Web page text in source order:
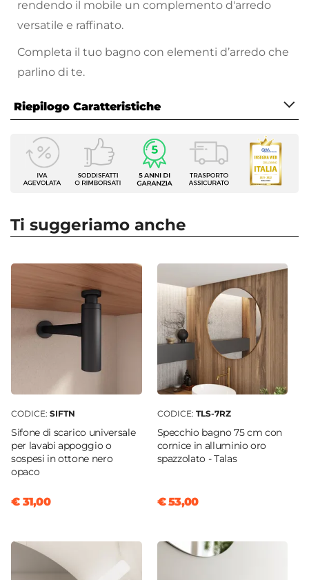
rendendo il mobile un complemento d'arredo
versatile e raffinato.
Completa il tuo bagno con elementi d’arredo che
parlino di te.
Riepilogo Caratteristiche
Caratteristiche Mobile
Larghezza
100 cm
Altezza
Struttura
Ante
Frontale
Sistema Di Apertura
Gola
Chiusura
Soft Close
Assemblato
Incluso
Colore
Ti suggeriamo anche
CODICE: SIFTN
Sifone di scarico universale
per lavabi appoggio o
sospesi in ottone nero
opaco
€ 31,00
CODICE: TLS-7RZ
Specchio bagno 75 cm con
cornice in alluminio oro
spazzolato - Talas
€ 53,00